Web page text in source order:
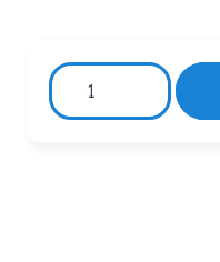
CAMINADOR
PLEGABLE